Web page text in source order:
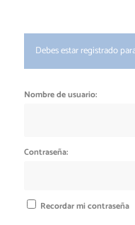
Debes estar registrado
Nombre de usuario:
Contraseña:
Recordar mi contraseña